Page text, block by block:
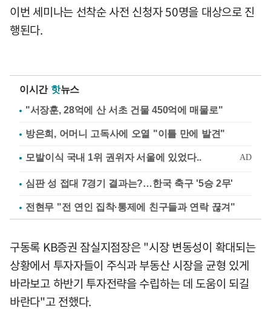
이번 세미나는 선착순 사전 신청자 50명을 대상으로 진
행된다.
이시간 핫뉴스
"서장훈, 28억에 산 서초 건물 450억에 매물로"
방은희, 어머니 고독사에 오열 "이틀 만에 발견"
심판 성 접대 7경기 결과는?…한국 축구 '5승 2무'
전현무 "전 연인 집착·통제에 친구들과 연락 끊겨"
구동록 KB증권 잠실지점장은 "시장 변동성이 확대되는
상황에서 투자자들이 주식과 부동산 시장을 균형 있게
바라보고 하반기 투자전략을 수립하는 데 도움이 되길
바란다"고 전했다.